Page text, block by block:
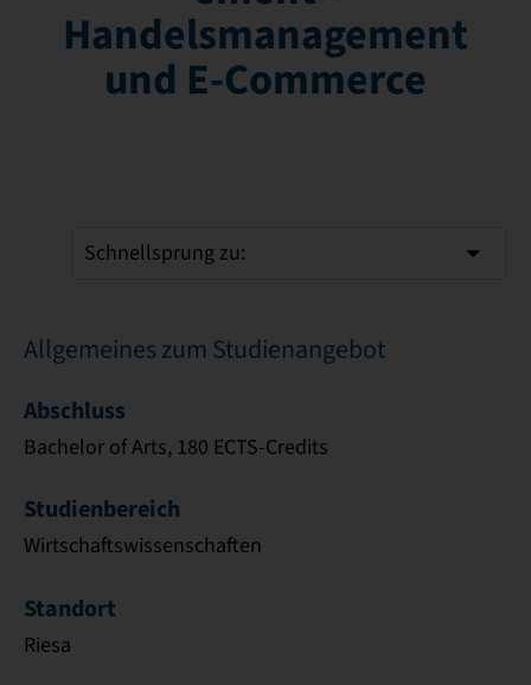
Handelsmanagement
und E-Commerce
Schnellsprung zu:
Allgemeines zum Studienangebot
Abschluss
Bachelor of Arts, 180 ECTS-Credits
Studienbereich
Wirtschaftswissenschaften
Standort
Riesa